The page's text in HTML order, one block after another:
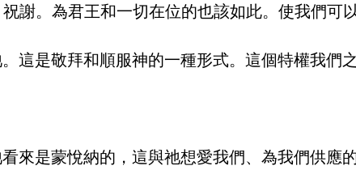
謝。為君王和一切在位的也該如此。使我們可
這是敬拜和順服神的一種形式。這個特權我們
來是蒙悅納的，這與祂想愛我們、為我們供應